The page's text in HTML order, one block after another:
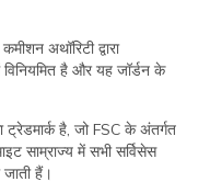
अथॉरिटी द्वारा
है और यह जॉर्डन के
है, जो FSC के अंतर्गत
साम्राज्य में सभी सर्विसेस
हैं।